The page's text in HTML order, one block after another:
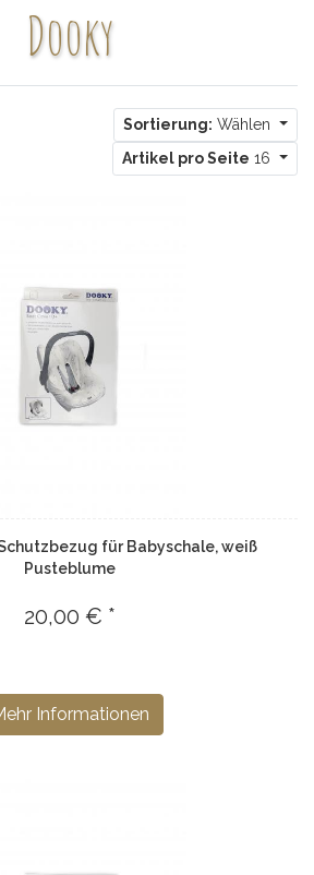
Dooky
Sortierung: Wählen
Artikel pro Seite 16
für Babyschale, weiß
Pusteblume
20,00 € *
Informationen